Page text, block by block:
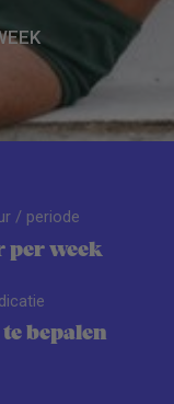
/ periode
per week
bepalen